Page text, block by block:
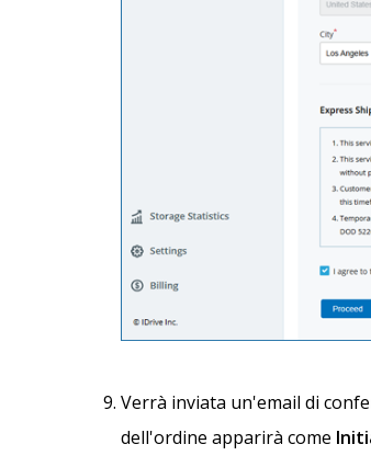
Verrà inviata un'email di
dell'ordine apparirà come